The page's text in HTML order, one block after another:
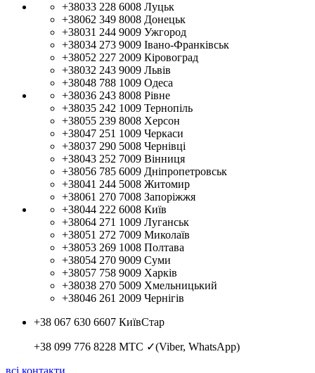
+38033 228 6008 Луцьк
+38062 349 8008 Донецьк
+38031 244 9009 Ужгород
+38034 273 9009 Івано-Франківськ
+38052 227 2009 Кіровоград
+38032 243 9009 Львів
+38048 788 1009 Одеса
+38036 243 8008 Рівне
+38035 242 1009 Тернопіль
+38055 239 8008 Херсон
+38047 251 1009 Черкаси
+38037 290 5008 Чернівці
+38043 252 7009 Вінниця
+38056 785 6009 Дніпропетровськ
+38041 244 5008 Житомир
+38061 270 7008 Запоріжжя
+38044 222 6008 Київ
+38064 271 1009 Луганськ
+38051 272 7009 Миколаїв
+38053 269 1008 Полтава
+38054 270 9009 Суми
+38057 758 9009 Харків
+38038 270 5009 Хмельницький
+38046 261 2009 Чернігів
+38 067 630 6607 КиївСтар
+38 099 776 8228 МТС ✓(Viber, WhatsApp)
всі контакти